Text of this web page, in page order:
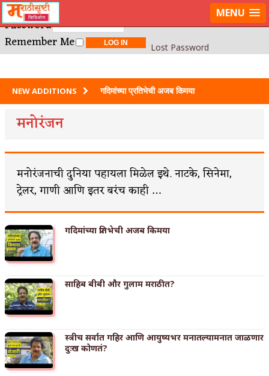
LOG IN
Username or E-mail
Password
Remember Me
Lost Password
MENU
NEW ADDITIONS गदिमांच्या प्रतिभेची अजब किमया
साहिब बीबी और गुलाम मराठीत?
श्रावणाच्या रात्री घातलेली ही शपथ
जगातल्या तमाम प्रेयसींना केलेला उपदेश
मनोरंजन
मनोरंजनाची दुनिया पहायला मिळेल इथे. नाटके, सिनेमा,
ट्रेलर, गाणी आणि इतर बरंच काही …
गदिमांच्या प्रतिभेची अजब किमया
साहिब बीबी और गुलाम मराठीत?
स्त्रीच सर्वात गहिर आणि आयुष्यभर मनातल्यामनात जाळणार
दुःख कोणतं?